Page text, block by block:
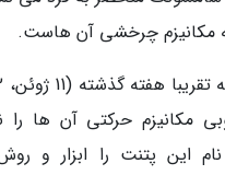
مکانیزم چرخشی آن هاست.
مکانیزم حرکتی آن ها
این پتنت را ابزار و